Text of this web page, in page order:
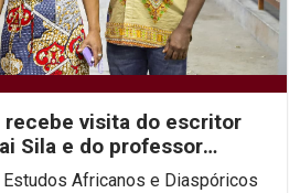
visita do escritor
Sila e do professor
Africanos e Diaspóricos